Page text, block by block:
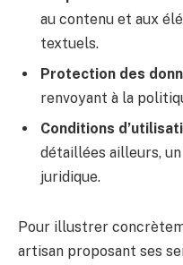
au contenu et aux
textuels.
Protection des
renvoyant à la
Conditions
détaillées ailleurs,
juridique.
Pour illustrer
artisan proposant ses